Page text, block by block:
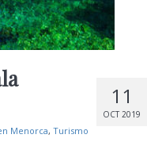
11
OCT 2019
Menorca, Turismo